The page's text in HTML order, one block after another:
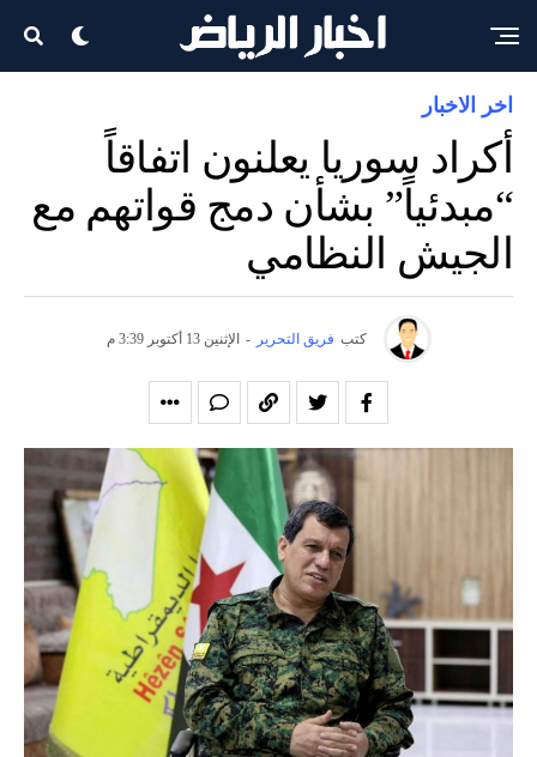
اخر الاخبار
أكراد سوريا يعلنون اتفاقاً
“مبدئياً” بشأن دمج قواتهم مع
الجيش النظامي
كتب فريق التحرير - الإثنين 13 أكتوبر 3:39 م